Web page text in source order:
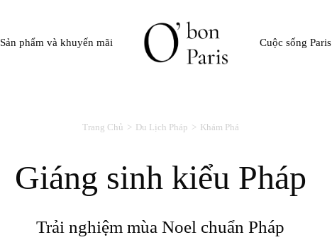
Sản phẩm và khuyến mãi Cuộc sống Paris
Trang Chủ Du Lịch Pháp Khám Phá
Giáng sinh kiểu Pháp
Trải nghiệm mùa Noel chuẩn Pháp